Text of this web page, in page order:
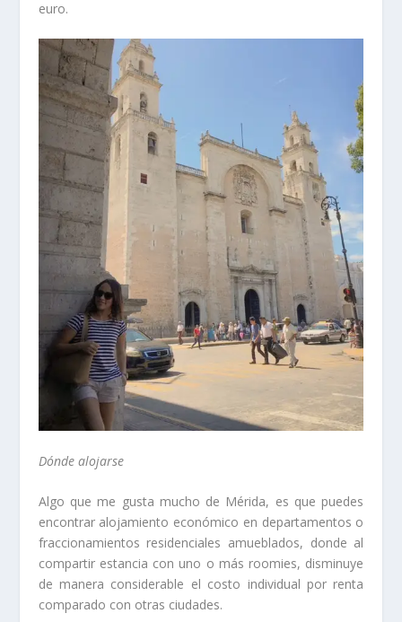
euro.
Dónde alojarse
Algo que me gusta mucho de Mérida, es que puedes
encontrar alojamiento económico en departamentos o
fraccionamientos residenciales amueblados, donde al
compartir estancia con uno o más roomies, disminuye
de manera considerable el costo individual por renta
comparado con otras ciudades.